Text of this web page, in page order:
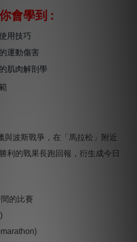
會學到 :
用技巧
運動傷害
肌肉解剖學
與波斯戰爭，在「馬拉松」附近
利的戰果長跑回報，衍生成今日
的比賽